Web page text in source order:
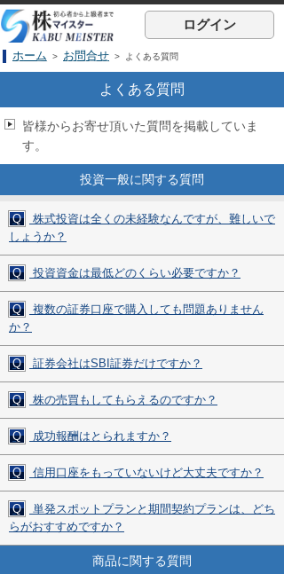
ログイン
ホーム > お問合せ > よくある質問
よくある質問
皆様からお寄せ頂いた質問を掲載していま
す。
投資一般に関する質問
Q
株式投資は全くの未経験なんですが、難しいで
しょうか？
Q 投資資金は最低どのくらい必要ですか？
Q
複数の証券口座で購入しても問題ありません
か？
Q 証券会社はSBI証券だけですか？
Q 株の売買もしてもらえるのですか？
Q 成功報酬はとられますか？
Q 信用口座をもっていないけど大丈夫ですか？
Q
単発スポットプランと期間契約プランは、どち
らがおすすめですか？
商品に関する質問